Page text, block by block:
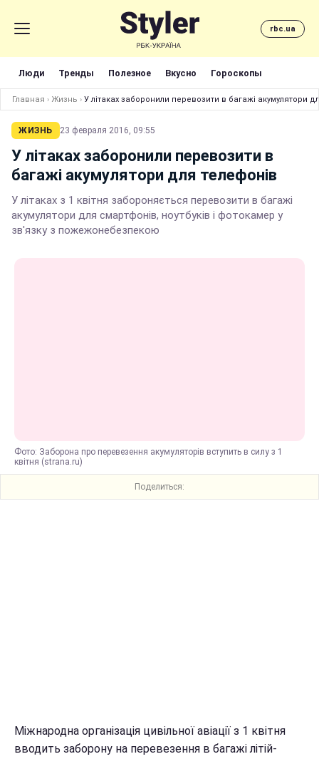
rbc.ua
Люди Тренды Полезное Вкусно Гороскопы
Главная › Жизнь › У літаках заборонили перевозити в багажі акумулятори
ЖИЗНЬ 23 февраля 2016, 09:55
У літаках заборонили перевозити в
багажі акумулятори для телефонів
У літаках з 1 квітня забороняється перевозити в багажі
акумулятори для смартфонів, ноутбуків і фотокамер у
зв'язку з пожежонебезпекою
Фото: Заборона про перевезення акумуляторів вступить в силу з 1
квітня (strana.ru)
Поделиться:
Міжнародна організація цивільної авіації з 1 квітня
вводить заборону на перевезення в багажі літій-